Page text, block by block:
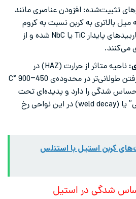
تثبیت‌شده: افزودن عناصری مانند
میل بالاتری به کربن نسبت به کروم
دارند، موجب تشکیل کاربیدهای پایدار TiC یا NbC شده و از
ناحیه متاثر از حرارت (HAZ) در
جوش‌ها به دلیل قرار گرفتن طولانی‌تر در محدوده‌ی 450–900 °C
شدگی را دارد و پدیده‌ای تحت
عنوان “پوسیدگی جوشی” یا (weld decay) در این نواحی رخ
کربن استیل با استنلس
شدگی در استیل